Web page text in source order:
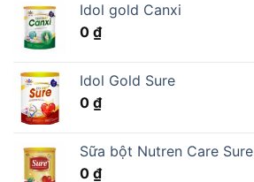
Idol gold Canxi
0 ₫
Idol Gold Sure
0 ₫
Sữa bột Nutren Care Sure
0 ₫